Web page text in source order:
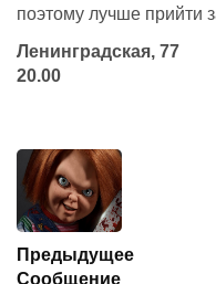
поэтому лучше прийти
Ленинградская, 77
20.00
Предыдущее
Сообщение